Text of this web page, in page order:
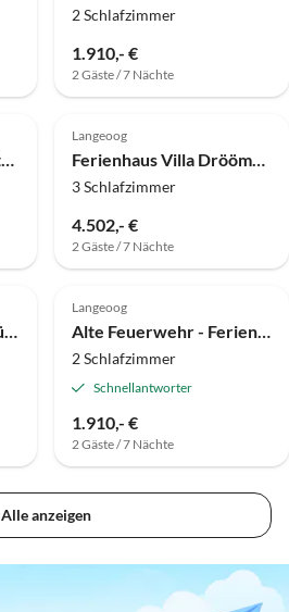
2 Schlafzimmer
1.910,- €
2 Gäste / 7 Nächte
Ferienwohnung Heimathafen
Langeoog
Ferienhaus Villa Dröömhuus
3 Schlafzimmer
4.502,- €
2 Gäste / 7 Nächte
Ferienwohnung Inselglück
Top-Inserat
Langeoog
Alte Feuerwehr - Ferienhaus Feuerturm Nr. 1
2 Schlafzimmer
Schnellantworter
1.910,- €
2 Gäste / 7 Nächte
Alle anzeigen